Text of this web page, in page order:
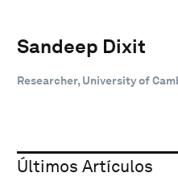
Sandeep Dixit
Researcher, University of
Últimos Artículos